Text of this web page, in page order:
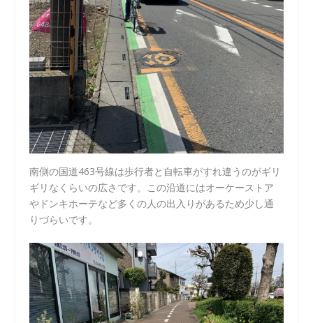
南側の国道463号線は歩行者と自転車がすれ違うのがギリ
ギリなくらいの広さです。この沿道にはオーケーストア
やドンキホーテなど多くの人の出入りがあるため少し通
りづらいです。